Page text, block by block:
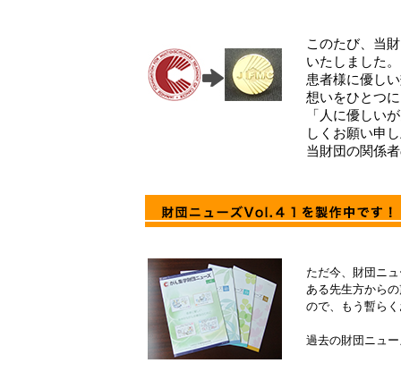
このたび、当
いたしました。
患者様に優し
想いをひとつ
「人に優しい
しくお願い申
当財団の関係
ただ今、財団ニ
ある先生方から
ので、もう暫ら
過去の財団ニュ